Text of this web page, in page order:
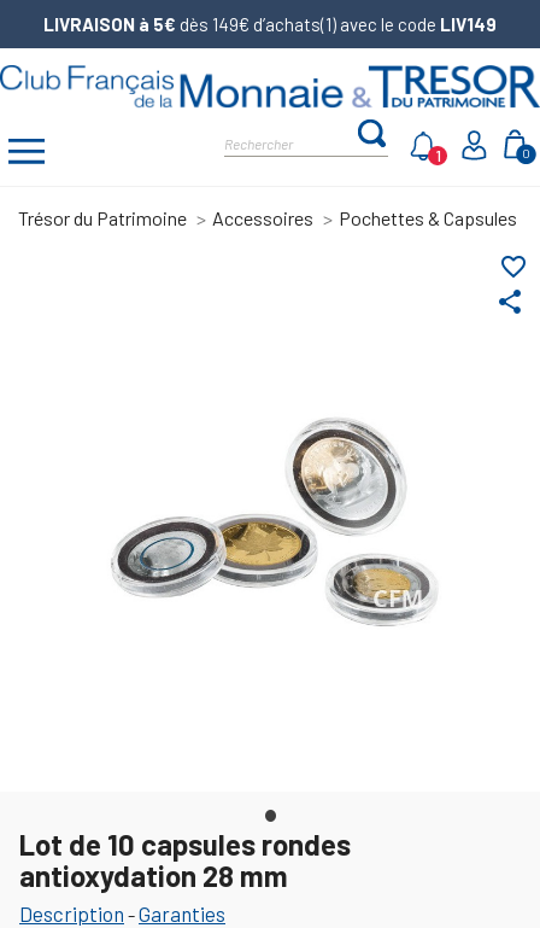
LIVRAISON à 5€ dès 149€ d’achats(1) avec le code LIV149
0
1
Trésor du Patrimoine Accessoires Pochettes & Capsules
share
favorite_border
Lot de 10 capsules rondes
antioxydation 28 mm
Description -Garanties